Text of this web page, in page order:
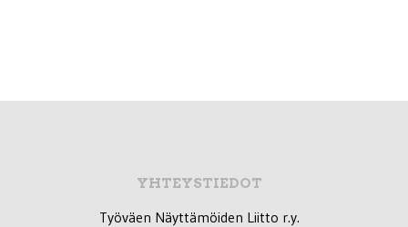
YHTEYSTIEDOT
Työväen Näyttämöiden Liitto r.y.